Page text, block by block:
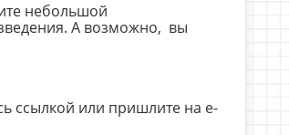
небольшой
А возможно, вы
ссылкой или пришлите на e-